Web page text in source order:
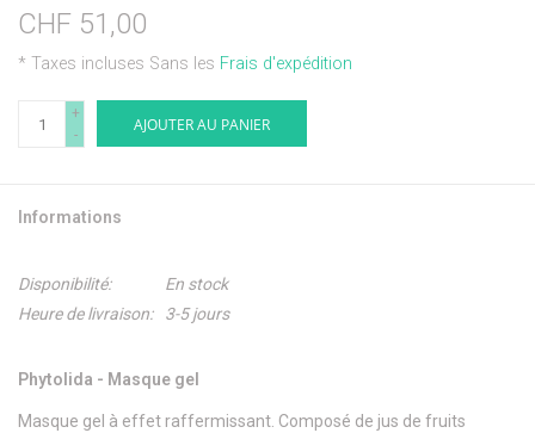
CHF 51,00
* Taxes incluses Sans les Frais d'expédition
+
-
AJOUTER AU PANIER
Informations
Disponibilité:
En stock
Heure de livraison:
3-5 jours
Phytolida - Masque gel
Masque gel à effet raffermissant. Composé de jus de fruits